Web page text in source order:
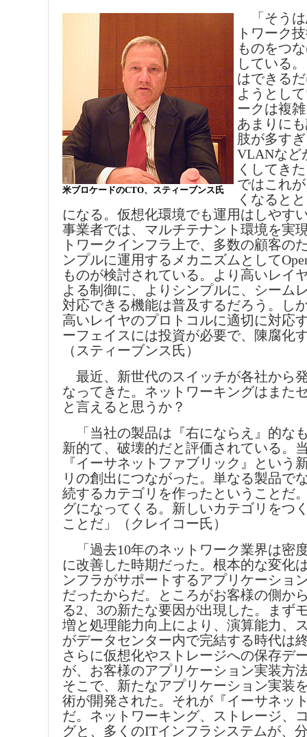
米ブロケードのCTO、スティーブンス氏
「そうは
トワーク
ものをつ
している
はできる
ようとし
ークは複
あまりに
肢が多す
VLANなど
くしてき
ではこれ
くなると
になる。仮想化環境でも運用はしやす
事業者では、マルチテナント環境を実
トワークインフラ上で、多数の顧客の
ンプルに運用するメカニズムとして
ものが検討されている。より高いレイ
よる制御に、よりシンプルに、シーム
対応できる機能は普及するだろう。し
高いレイヤのプロトコルに適切に対応
ーフェイスには投資が必要で、陳腐化
（スティーブンス氏）
最近、新世代のスイッチが各社から
なってきた。ネットワーキングはまた
と言えると思うか？
「当社の製品は『右にならえ』的な
新的て、破壊的だと評価されている。
『イーサネットファブリック』という
リの創出につながった。単なる製品で
続するカテゴリを作ったということだ
グになってくる。新しいカテゴリをつ
ことだ」（クレイコー氏）
「過去10年のネットワーク業界は密
に改善した時期だった。根本的な変化
ンフラがサポートするアプリケーショ
だったからだ。ところがお客様の側か
る2、3の新たな要因が出現した。まず
増と処理能力向上により、演算能力、
がデータセンター内で完結する時代は
さらに仮想化やストレージへの保存デ
が、お客様のアプリケーション実装方
そこで、新たなアプリケーション実装
術が開発された。それが『イーサネッ
だ。ネットワーキング、ストレージ、
グと、多くのITインフラシステムが、